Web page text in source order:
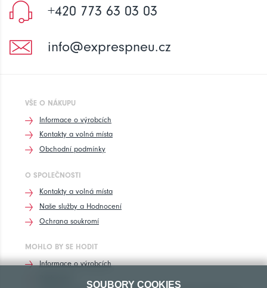
+420 773 63 03 03
info@exprespneu.cz
VŠE O NÁKUPU
Informace o výrobcích
Kontakty a volná místa
Obchodní podmínky
O SPOLEČNOSTI
Kontakty a volná místa
Naše služby a Hodnocení
Ochrana soukromí
MOHLO BY SE HODIT
Informace o výrobcích
SOUBORY COOKIES